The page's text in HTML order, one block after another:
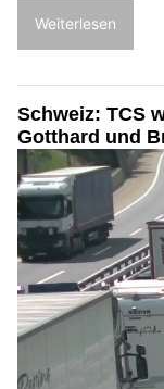
Weiterlesen
Schweiz: TCS
Gotthard und